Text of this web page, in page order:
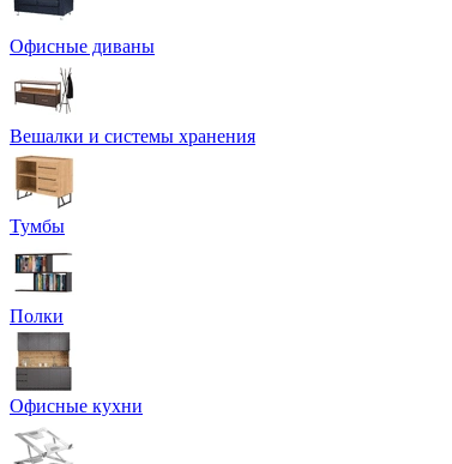
Офисные диваны
Вешалки и системы хранения
Тумбы
Полки
Офисные кухни